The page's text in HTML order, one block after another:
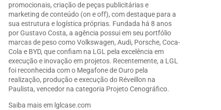
promocionais, criação de peças publicitárias e
marketing de conteúdo (on e off), com destaque para a
sua estrutura e logística próprias. Fundada há 8 anos
por Gustavo Costa, a agência possui em seu portfólio
marcas de peso como Volkswagen, Audi, Porsche, Coca-
Cola e BYD, que confiam na LGL pela excelência em
execução e inovação em projetos. Recentemente, a LGL
foi reconhecida com o Megafone de Ouro pela
realização, produção e execução do Réveillon na
Paulista, vencedor na categoria Projeto Cenográfico.
Saiba mais em lglcase.com